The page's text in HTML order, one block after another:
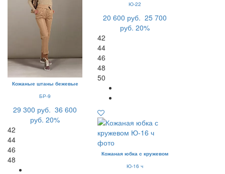
Кожаные штаны бежевые
БР-9
29 300 руб. 36 600
руб. 20%
42
44
46
48
Ю-22
20 600 руб. 25 700
руб. 20%
42
44
46
48
50
Кожаная юбка с кружевом
Ю-16 ч